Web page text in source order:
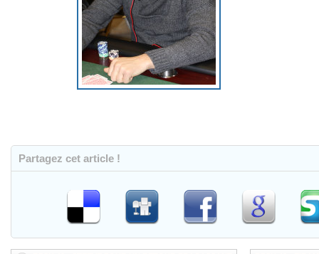
Partagez cet article !